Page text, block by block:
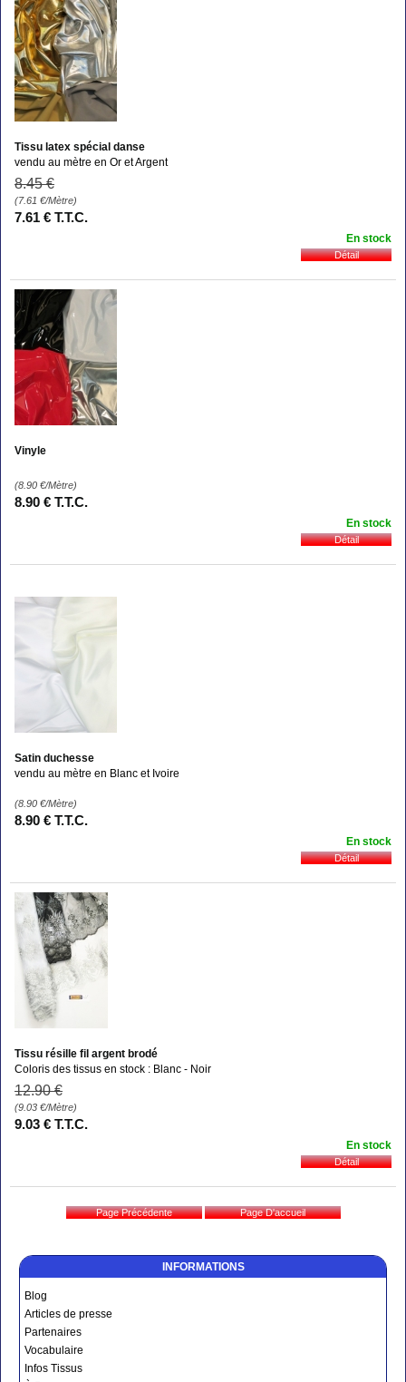
INFORMATIONS
Blog
Articles de presse
Partenaires
Vocabulaire
Infos Tissus
Tissu latex spécial danse
vendu au mètre en Or et Argent
8.45 €
(7.61 €/Mètre)
7.61 € T.T.C.
En stock
Vinyle
(8.90 €/Mètre)
8.90 € T.T.C.
En stock
Satin duchesse
vendu au mètre en Blanc et Ivoire
(8.90 €/Mètre)
8.90 € T.T.C.
En stock
Tissu résille fil argent brodé
Coloris des tissus en stock : Blanc - Noir
12.90 €
(9.03 €/Mètre)
9.03 € T.T.C.
En stock